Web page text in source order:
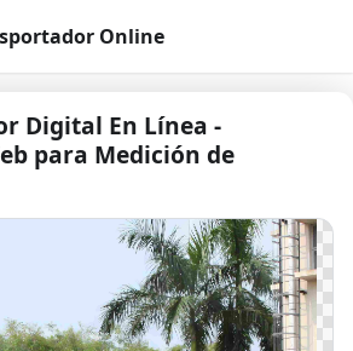
Online
Digital En Línea -
para Medición de